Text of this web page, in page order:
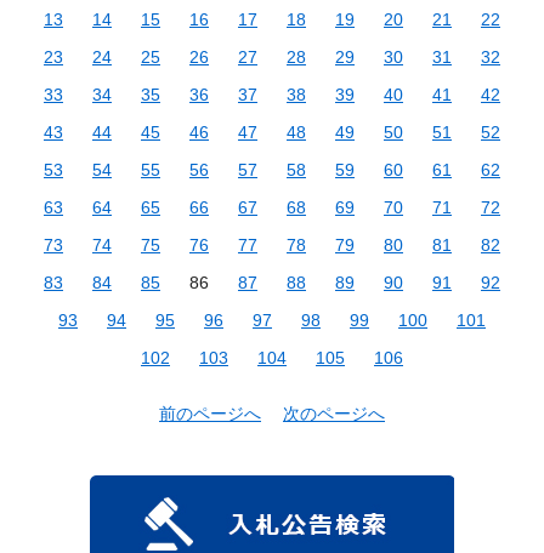
13
14 15 16 17 18 19 20 21
22
23
24 25 26 27 28 29 30 31
32
33
34 35 36 37 38 39 40 41
42
43
44 45 46 47 48 49 50 51
52
53
54 55 56 57 58 59 60 61
62
63
64 65 66 67 68 69 70 71
72
73
74 75 76 77 78 79 80 81
82
83
84 85 86 87 88 89 90 91
92
93
94 95 96 97 98 99 100
101
102
103 104 105 106
前のページへ 次のページへ